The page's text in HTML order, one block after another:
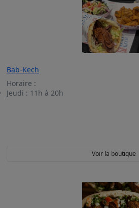
Bab-Kech
Horaire :
Jeudi : 11h à 20h
Voir la boutique